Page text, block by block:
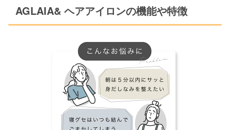
AGLAIA& ヘアアイロンの機能や特徴